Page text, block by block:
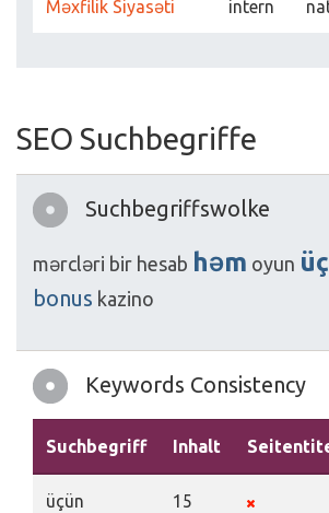
Məxfilik Siyasəti intern
SEO Suchbegriffe
Suchbegriffswolke
mərcləri bir hesab həm oyun
bonus kazino
Keywords Consistency
Suchbegriff Inhalt
üçün 15